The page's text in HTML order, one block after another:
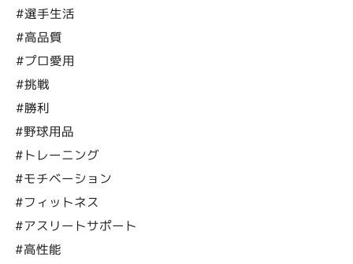
#選手生活
#高品質
#プロ愛用
#挑戦
#勝利
#野球用品
#トレーニング
#モチベーション
#フィットネス
#アスリートサポート
#高性能